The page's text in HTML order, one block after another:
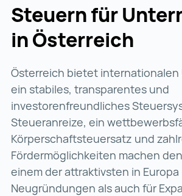
Steuern für
in Österreich
Österreich bietet
ein stabiles, transparentes und
investorenfreundliches
Steueranreize, ein
Körperschaftsteuersatz und
Fördermöglichkeiten machen
einem der attraktivsten in Europa
Neugründungen als auch für